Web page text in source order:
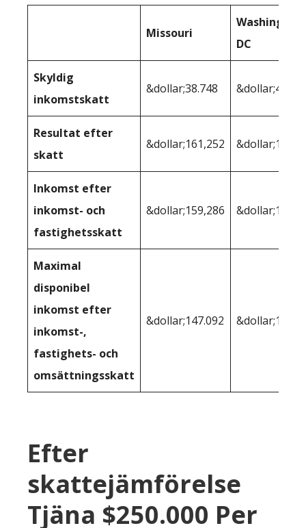
Missouri
Washington
DC
Skyldig
inkomstskatt
&dollar;38.748
Resultat efter
skatt
&dollar;161,252
Inkomst efter
inkomst- och
fastighetsskatt
&dollar;159,286
Maximal
disponibel
inkomst efter
inkomst-,
fastighets- och
omsättningsskatt
&dollar;147.092
Efter
skattejämförelse
Tjäna $250.000 Per